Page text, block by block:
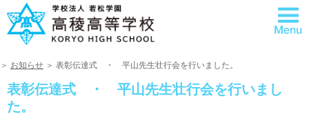
＞ お知らせ ＞ 表彰伝達式 ・ 平山先生壮行会を行いました。
表彰伝達式 ・ 平山先生壮行会を行いまし
た。